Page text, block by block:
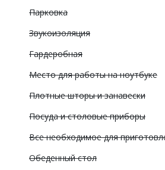
Парковка
Звукоизоляция
Гардеробная
Место для работы на ноутбуке
Плотные шторы и занавески
Посуда и столовые приборы
Все необходимое для
Обеденный стол